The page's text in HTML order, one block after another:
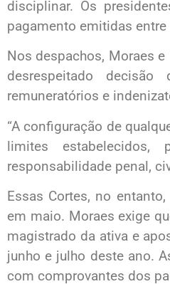
disciplinar. Os
pagamento emitidas
Nos despachos, Moraes
desrespeitado
remuneratórios e
“A configuração de
limites
responsabilidade penal,
Essas Cortes, no
em maio. Moraes exige
magistrado da ativa e
junho e julho deste ano.
com comprovantes dos